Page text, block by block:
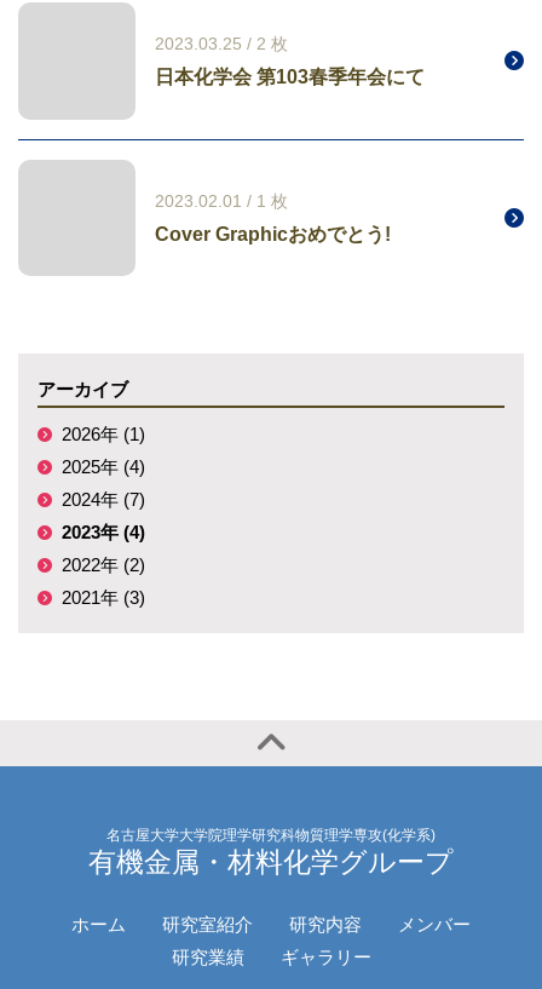
2023.03.25 / 2 枚
日本化学会 第103春季年会にて
2023.02.01 / 1 枚
Cover Graphicおめでとう!
アーカイブ
2026年 (1)
2025年 (4)
2024年 (7)
2023年 (4)
2022年 (2)
2021年 (3)
名古屋大学大学院理学研究科物質理学専攻(化学系)
有機金属・材料化学グループ
ホーム 研究室紹介 研究内容
メンバー
研究業績
ギャラリー